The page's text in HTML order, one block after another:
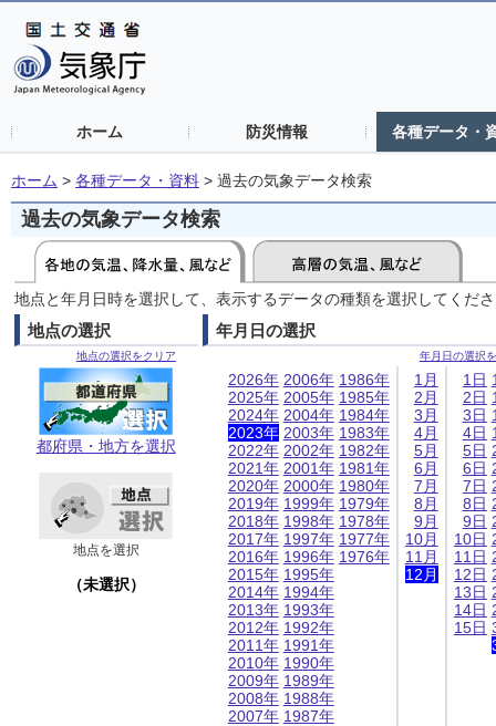
ホーム 防災情報 各種データ・
ホーム > 各種データ・資料 > 過去の気象データ検索
過去の気象データ検索
地点と年月日時を選択して、表示するデータの種類を選択してくだ
地点の選択
地点の選択をクリア
都府県・地方を選択
地点を選択
（未選択）
年月日の選択
年月日の選択
2026年
2025年
2024年
2023年
2022年
2021年
2020年
2019年
2018年
2017年
2016年
2015年
2014年
2013年
2012年
2011年
2010年
2009年
2008年
2007年
2006年
2005年
2004年
2003年
2002年
2001年
2000年
1999年
1998年
1997年
1996年
1995年
1994年
1993年
1992年
1991年
1990年
1989年
1988年
1987年
1986年
1985年
1984年
1983年
1982年
1981年
1980年
1979年
1978年
1977年
1976年
1月
2月
3月
4月
5月
6月
7月
8月
9月
10月
11月
12月
1日
2日
3日
4日
5日
6日
7日
8日
9日
10日
11日
12日
13日
14日
15日